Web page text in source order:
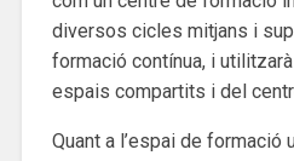
diversos cicles mitjans i
formació contínua, i
espais compartits i del
Quant a l’espai de formació